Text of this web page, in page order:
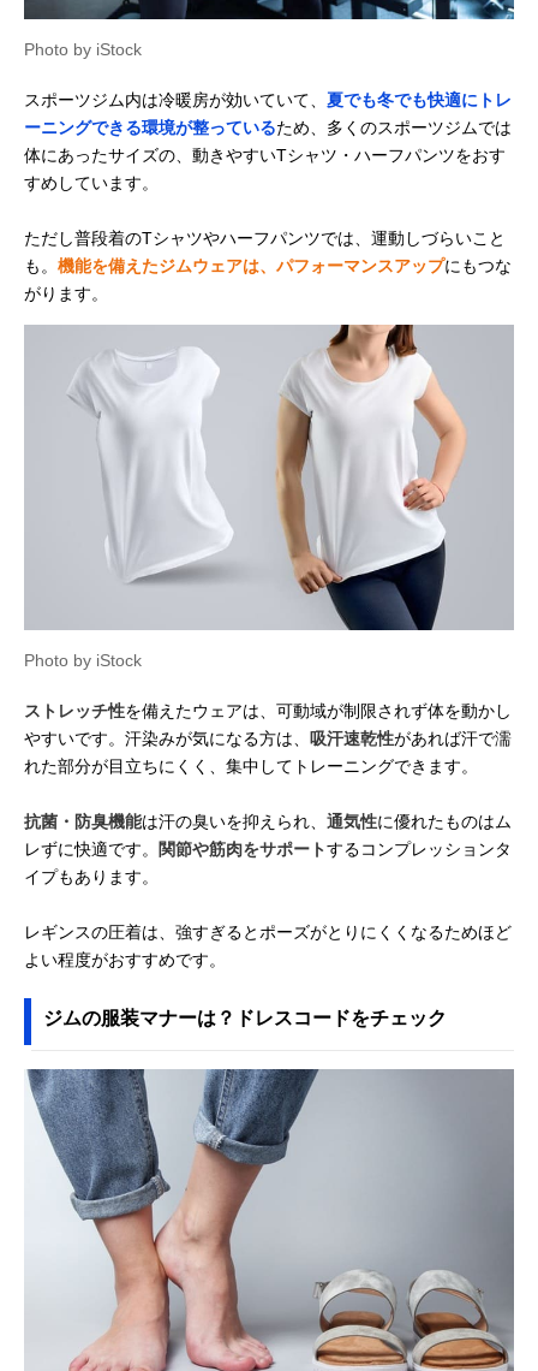
Photo by iStock
スポーツジム内は冷暖房が効いていて、 夏でも冬でも快適にトレ
ーニングできる環境が整っているため、多くのスポーツジムでは
体にあったサイズの、動きやすいTシャツ・ハーフパンツをおす
すめしています。
ただし普段着のTシャツやハーフパンツでは、運動しづらいこと
も。 機能を備えたジムウェアは、パフォーマンスアップにもつな
がります。
Photo by iStock
ストレッチ性を備えたウェアは、可動域が制限されず体を動かし
やすいです。汗染みが気になる方は、
吸汗速乾性があれば汗で濡
れた部分が目立ちにくく、集中してトレーニングできます。
抗菌・防臭機能は汗の臭いを抑えられ、 通気性に優れたものはム
レずに快適です。
関節や筋肉をサポートするコンプレッションタ
イプもあります。
レギンスの圧着は、強すぎるとポーズがとりにくくなるためほど
よい程度がおすすめです。
ジムの服装マナーは？ドレスコードをチェック